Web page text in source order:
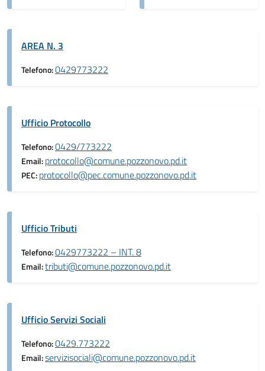
AREA N. 3
Telefono:0429773222
Ufficio Protocollo
Telefono:0429/773222
Email:protocollo@comune.pozzonovo.pd.it
PEC:protocollo@pec.comune.pozzonovo.pd.it
Ufficio Tributi
Telefono:0429773222 – INT. 8
Email:tributi@comune.pozzonovo.pd.it
Ufficio Servizi Sociali
Telefono:0429.773222
Email:servizisociali@comune.pozzonovo.pd.it